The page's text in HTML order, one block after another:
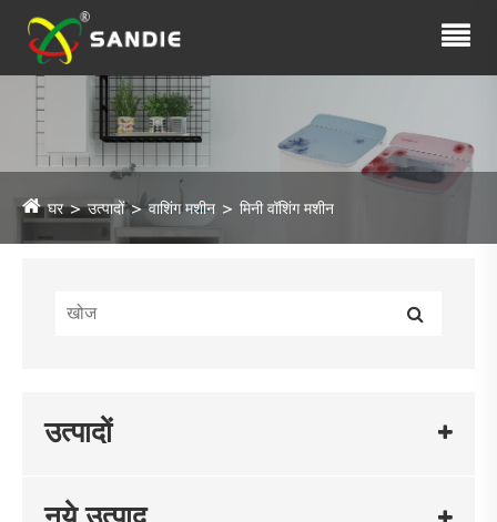
घर उत्पादों वाशिंग मशीन मिनी वॉशिंग मशीन
उत्पादों